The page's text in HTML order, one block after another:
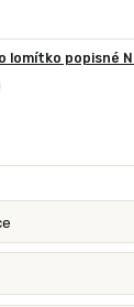
lomítko popisné